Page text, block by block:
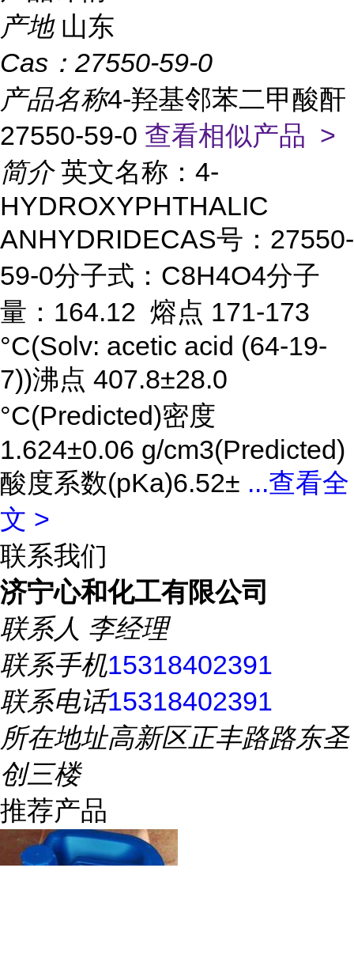
产地 山东
Cas： 27550-59-0
产品名称4-羟基邻苯二甲酸酐
27550-59-0 查看相似产品 >
简介 英文名称：4-
HYDROXYPHTHALIC
ANHYDRIDECAS号：27550-
59-0分子式：C8H4O4分子
量：164.12 熔点 171-173
°C(Solv: acetic acid (64-19-
7))沸点 407.8±28.0
°C(Predicted)密度
1.624±0.06 g/cm3(Predicted)
酸度系数(pKa)6.52± ...查看全
文 >
联系我们
济宁心和化工有限公司
联系人 李经理
联系手机15318402391
联系电话15318402391
所在地址高新区正丰路路东圣
创三楼
推荐产品